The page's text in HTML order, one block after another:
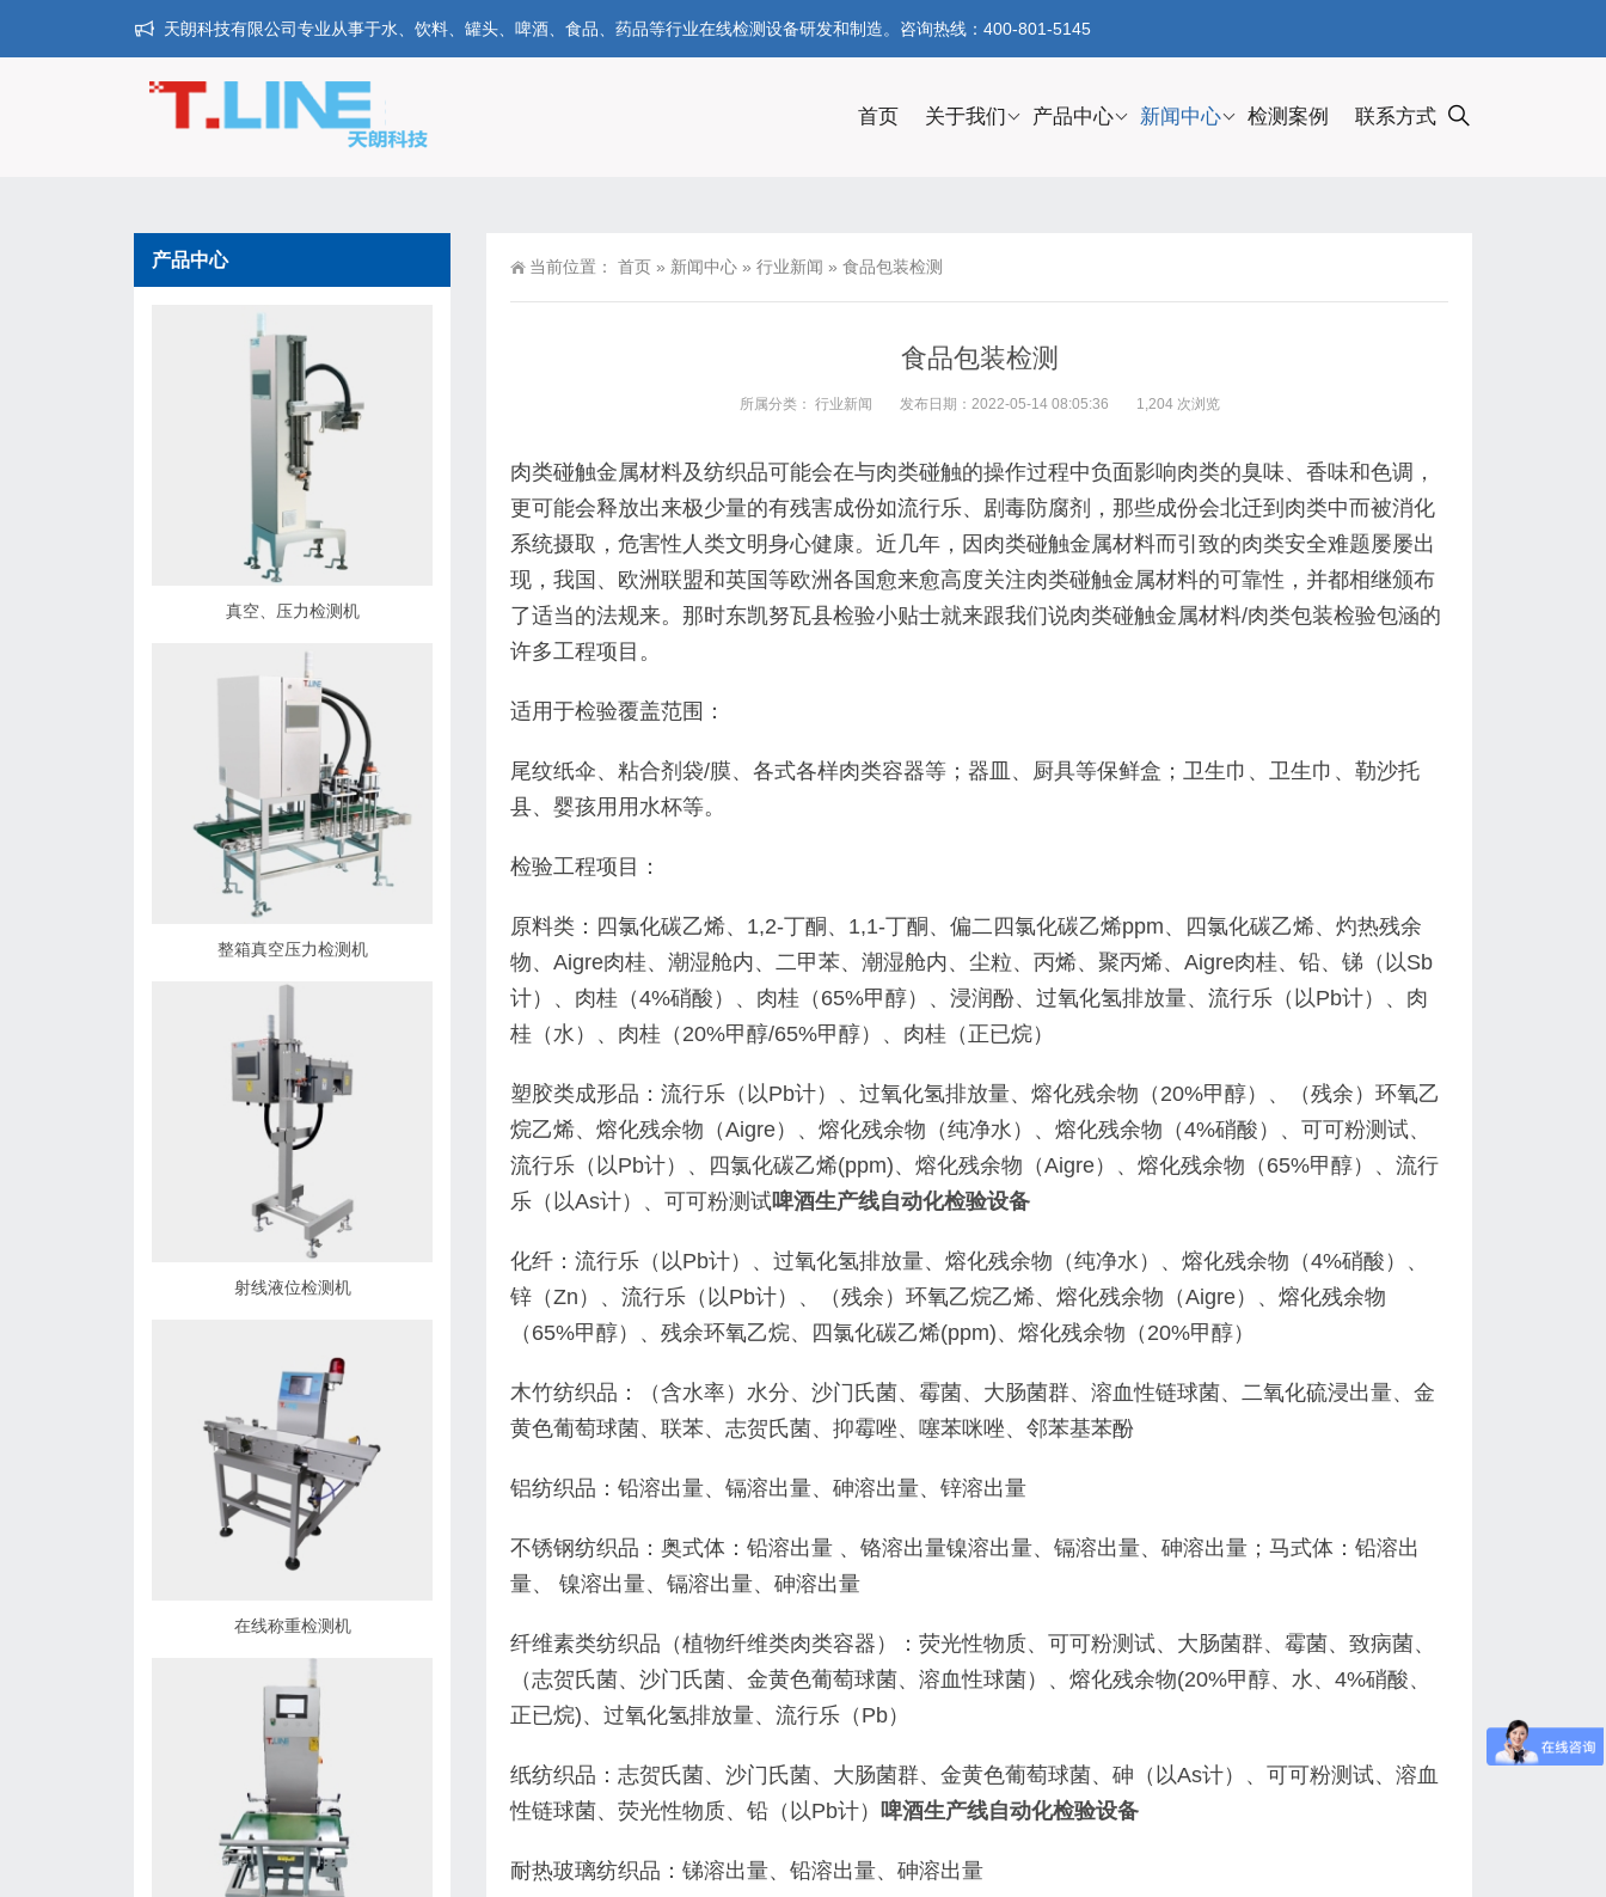
天朗科技有限公司专业从事于水、饮料、罐头、啤酒、食品、药品等行业在线检测设备研发和制造。咨询热线：400-801-5145
首页 关于我们 产品中心 新闻中心 检测案例 联系方式
当前位置： 首页 » 新闻中心 » 行业新闻 » 食品包装检测
食品包装检测
所属分类： 行业新闻 发布日期：2022-05-14 08:05:36 1,204 次浏览
肉类碰触金属材料及纺织品可能会在与肉类碰触的操作过程中负面影响肉类的臭味、香味和色调，
更可能会释放出来极少量的有残害成份如流行乐、剧毒防腐剂，那些成份会北迁到肉类中而被消化
系统摄取，危害性人类文明身心健康。近几年，因肉类碰触金属材料而引致的肉类安全难题屡屡出
现，我国、欧洲联盟和英国等欧洲各国愈来愈高度关注肉类碰触金属材料的可靠性，并都相继颁布
了适当的法规来。那时东凯努瓦县检验小贴士就来跟我们说肉类碰触金属材料/肉类包装检验包涵的
许多工程项目。
适用于检验覆盖范围：
尾纹纸伞、粘合剂袋/膜、各式各样肉类容器等；器皿、厨具等保鲜盒；卫生巾、卫生巾、勒沙托
县、婴孩用用水杯等。
检验工程项目：
原料类：四氯化碳乙烯、1,2-丁酮、1,1-丁酮、偏二四氯化碳乙烯ppm、四氯化碳乙烯、灼热残余
物、Aigre肉桂、潮湿舱内、二甲苯、潮湿舱内、尘粒、丙烯、聚丙烯、Aigre肉桂、铅、锑（以Sb
计）、肉桂（4%硝酸）、肉桂（65%甲醇）、浸润酚、过氧化氢排放量、流行乐（以Pb计）、肉
桂（水）、肉桂（20%甲醇/65%甲醇）、肉桂（正已烷）
塑胶类成形品：流行乐（以Pb计）、过氧化氢排放量、熔化残余物（20%甲醇）、（残余）环氧乙
烷乙烯、熔化残余物（Aigre）、熔化残余物（纯净水）、熔化残余物（4%硝酸）、可可粉测试、
流行乐（以Pb计）、四氯化碳乙烯(ppm)、熔化残余物（Aigre）、熔化残余物（65%甲醇）、流行
乐（以As计）、可可粉测试啤酒生产线自动化检验设备
化纤：流行乐（以Pb计）、过氧化氢排放量、熔化残余物（纯净水）、熔化残余物（4%硝酸）、
锌（Zn）、流行乐（以Pb计）、（残余）环氧乙烷乙烯、熔化残余物（Aigre）、熔化残余物
（65%甲醇）、残余环氧乙烷、四氯化碳乙烯(ppm)、熔化残余物（20%甲醇）
木竹纺织品：（含水率）水分、沙门氏菌、霉菌、大肠菌群、溶血性链球菌、二氧化硫浸出量、金
黄色葡萄球菌、联苯、志贺氏菌、抑霉唑、噻苯咪唑、邻苯基苯酚
铝纺织品：铅溶出量、镉溶出量、砷溶出量、锌溶出量
不锈钢纺织品：奥式体：铅溶出量 、铬溶出量镍溶出量、镉溶出量、砷溶出量；马式体：铅溶出
量、 镍溶出量、镉溶出量、砷溶出量
纤维素类纺织品（植物纤维类肉类容器）：荧光性物质、可可粉测试、大肠菌群、霉菌、致病菌、
（志贺氏菌、沙门氏菌、金黄色葡萄球菌、溶血性球菌）、熔化残余物(20%甲醇、水、4%硝酸、
正已烷)、过氧化氢排放量、流行乐（Pb）
纸纺织品：志贺氏菌、沙门氏菌、大肠菌群、金黄色葡萄球菌、砷（以As计）、可可粉测试、溶血
性链球菌、荧光性物质、铅（以Pb计） 啤酒生产线自动化检验设备
耐热玻璃纺织品：锑溶出量、铅溶出量、砷溶出量
产品中心
真空、压力检测机
整箱真空压力检测机
射线液位检测机
在线称重检测机